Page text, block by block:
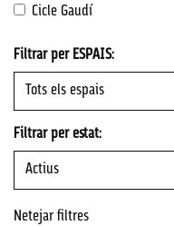
Cicle Gaudí
Filtrar per ESPAIS:
Filtrar per estat:
Netejar filtres